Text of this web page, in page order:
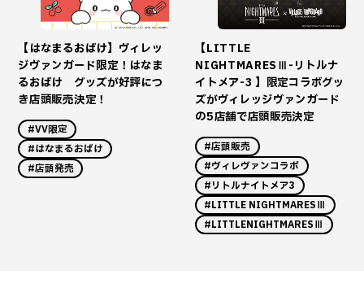
【はなまるおばけ】ヴィレッ
ジヴァンガード限定！はなま
るおばけ グッズが好評につ
き店頭販売決定！
#VV限定
#はなまるおばけ
#店頭発売
【LITTLE
NIGHTMARESⅢ-リトルナ
イトメア-3 】限定コラボグッ
ズがヴィレッジヴァンガード
の5店舗で店頭販売決定
#店頭販売
#ヴィレヴァンコラボ
#リトルナイトメア3
#LITTLE NIGHTMARESⅢ
#LITTLENIGHTMARESⅢ